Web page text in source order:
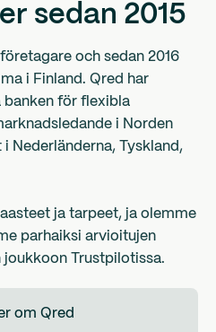
sedan 2015
och sedan 2016
i Finland. Qred har
för flexibla
i Norden
Nederländerna, Tyskland,
ja tarpeet, ja olemme
parhaiksi arvioitujen
Trustpilotissa.
om Qred